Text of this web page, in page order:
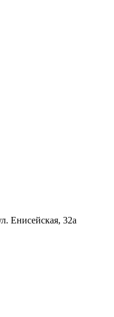
Енисейская, 32а